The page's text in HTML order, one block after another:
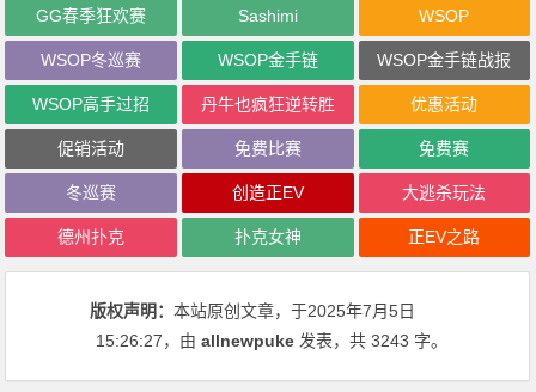
GG春季狂欢赛 Sashimi WSOP
WSOP冬巡赛 WSOP金手链 WSOP金手链战报
WSOP高手过招 丹牛也疯狂逆转胜 优惠活动
促销活动 免费比赛 免费赛
冬巡赛 创造正EV 大逃杀玩法
德州扑克 扑克女神 正EV之路
版权声明：本站原创文章，于2025年7月5日
15:26:27，由allnewpuke 发表，共 3243 字。